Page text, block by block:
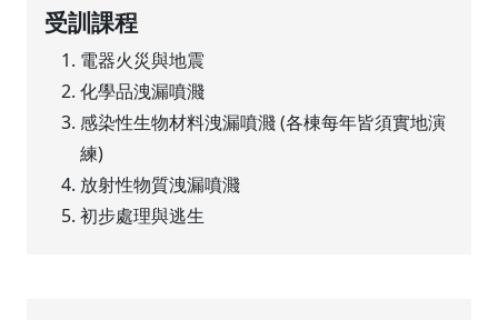
受訓課程
電器火災與地震
化學品洩漏噴濺
感染性生物材料洩漏噴濺 (各棟每年皆須實地演
練)
放射性物質洩漏噴濺
初步處理與逃生